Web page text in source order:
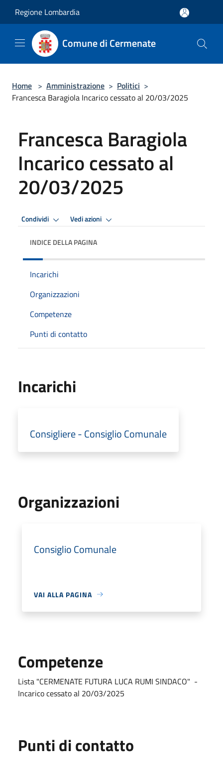
Regione Lombardia
Comune di Cermenate
Home > Amministrazione > Politici >
Francesca Baragiola Incarico cessato al 20/03/2025
Francesca Baragiola
Incarico cessato al
20/03/2025
Condividi Vedi azioni
INDICE DELLA PAGINA
Incarichi
Organizzazioni
Competenze
Punti di contatto
Incarichi
Consigliere - Consiglio Comunale
Organizzazioni
Consiglio Comunale
VAI ALLA PAGINA
Competenze
Lista "CERMENATE FUTURA LUCA RUMI SINDACO" -
Incarico cessato al 20/03/2025
Punti di contatto